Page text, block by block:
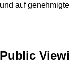
und auf
Public